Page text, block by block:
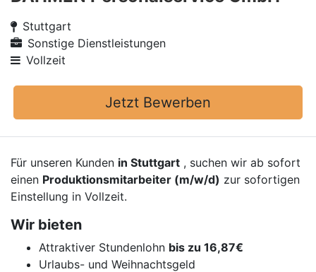
Stuttgart
Sonstige Dienstleistungen
Vollzeit
Jetzt Bewerben
Für unseren Kunden in Stuttgart , suchen wir ab sofort
einen Produktionsmitarbeiter (m/w/d) zur sofortigen
Einstellung in Vollzeit.
Wir bieten
Attraktiver Stundenlohn bis zu 16,87€
Urlaubs- und Weihnachtsgeld